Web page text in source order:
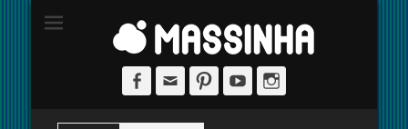
massinha
Site dedicado à técnica de stop-motion
Facebook
Email PinterestYouTube